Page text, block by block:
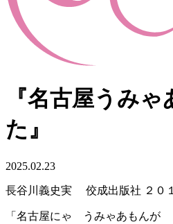
『名古屋うみゃ
た』
2025.02.23
長谷川義史実 佼成出版社 ２０
「名古屋にゃ うみゃあもんが